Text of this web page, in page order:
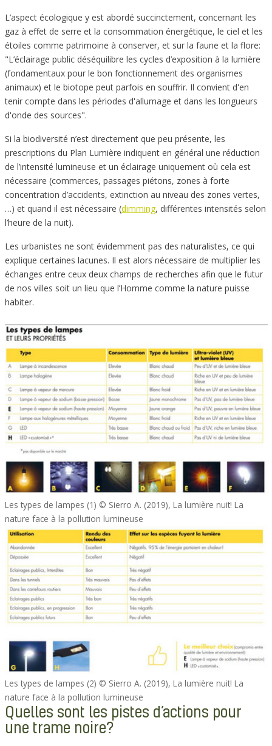
L’aspect écologique y est abordé succinctement, concernant les
gaz à effet de serre et la consommation énergétique, le ciel et les
étoiles comme patrimoine à conserver, et sur la faune et la flore:
"L’éclairage public déséquilibre les cycles d’exposition à la lumière
(fondamentaux pour le bon fonctionnement des organismes
animaux) et le biotope peut parfois en souffrir. Il convient d'en
tenir compte dans les périodes d'allumage et dans les longueurs
d'onde des sources".
Si la biodiversité n’est directement que peu présente, les
prescriptions du Plan Lumière indiquent en général une réduction
de l’intensité lumineuse et un éclairage uniquement où cela est
nécessaire (commerces, passages piétons, zones à forte
concentration d’accidents, extinction au niveau des zones vertes,
…) et quand il est nécessaire (dimming, différentes intensités selon
l’heure de la nuit).
Les urbanistes ne sont évidemment pas des naturalistes, ce qui
explique certaines lacunes. Il est alors nécessaire de multiplier les
échanges entre ceux deux champs de recherches afin que le futur
de nos villes soit un lieu que l’Homme comme la nature puisse
habiter.
Les types de lampes (1) © Sierro A. (2019), La lumière nuit! La
nature face à la pollution lumineuse
Les types de lampes (2) © Sierro A. (2019), La lumière nuit! La
nature face à la pollution lumineuse
Quelles sont les pistes d’actions pour
une trame noire?